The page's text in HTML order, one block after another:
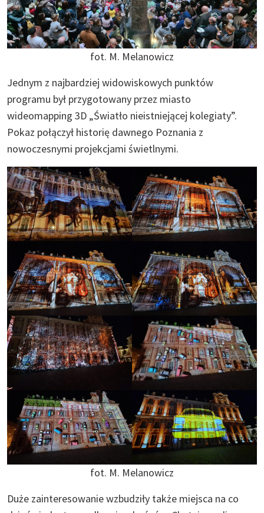
fot. M. Melanowicz
Jednym z najbardziej widowiskowych punktów
programu był przygotowany przez miasto
wideomapping 3D „Światło nieistniejącej kolegiaty”.
Pokaz połączył historię dawnego Poznania z
nowoczesnymi projekcjami świetlnymi.
fot. M. Melanowicz
Duże zainteresowanie wzbudziły także miejsca na co